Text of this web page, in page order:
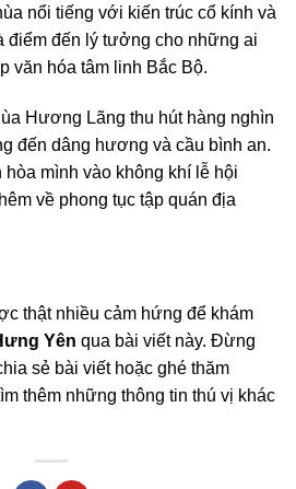
nổi tiếng với kiến trúc cổ kính và
điểm đến lý tưởng cho những ai
văn hóa tâm linh Bắc Bộ.
Hương Lãng thu hút hàng nghìn
đến dâng hương và cầu bình an.
mình vào không khí lễ hội
về phong tục tập quán địa
thật nhiều cảm hứng để khám
Yên qua bài viết này. Đừng
sẻ bài viết hoặc ghé thăm
thêm những thông tin thú vị khác